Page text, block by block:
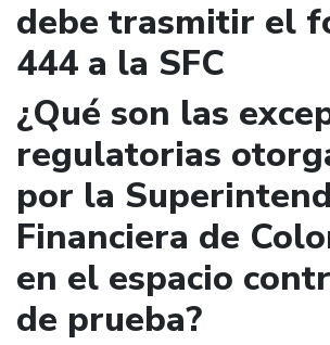
debe trasmitir el
444 a la SFC
¿Qué son las
regulatorias
por la
Financiera de
en el espacio
de prueba?